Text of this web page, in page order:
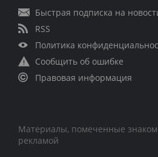
Быстрая подписка на
RSS
Политика
Сообщить об ошибке
Правовая информация
Материалы, помеченные знаком
рекламой